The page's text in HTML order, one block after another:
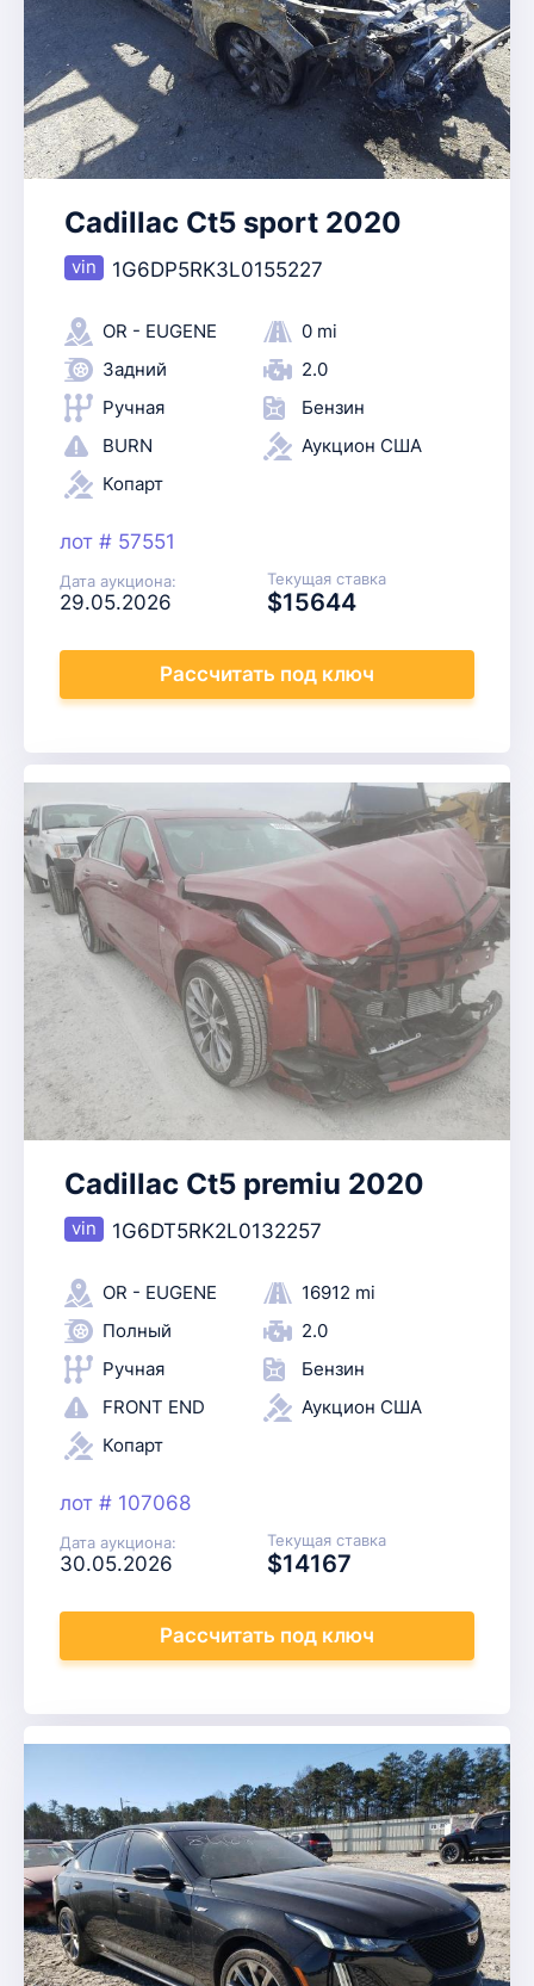
Cadillac Ct5 sport 2020
1G6DP5RK3L0155227
OR - EUGENE
0 mi
Задний
2.0
Ручная
Бензин
BURN
Аукцион США
Копарт
лот # 57551
Дата аукциона:
29.05.2026
Текущая ставка
$15644
Рассчитать под ключ
Cadillac Ct5 premiu 2020
1G6DT5RK2L0132257
OR - EUGENE
16912 mi
Полный
2.0
Ручная
Бензин
FRONT END
Аукцион США
Копарт
лот # 107068
Дата аукциона:
30.05.2026
Текущая ставка
$14167
Рассчитать под ключ